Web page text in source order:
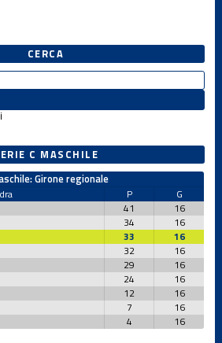
CERCA
C MASCHILE
Girone regionale
P
G
41
16
34
16
33
16
32
16
29
16
24
16
12
16
7
16
4 16